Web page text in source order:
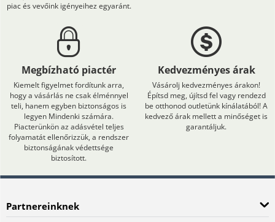
piac és vevőink igényeihez egyaránt.
Megbízható piactér
Kiemelt figyelmet fordítunk arra,
hogy a vásárlás ne csak élménnyel
teli, hanem egyben biztonságos is
legyen Mindenki számára.
Piacterünkön az adásvétel teljes
folyamatát ellenőrizzük, a rendszer
biztonságának védettsége
biztosított.
Kedvezményes árak
Vásárolj kedvezményes árakon!
Építsd meg, újítsd fel vagy rendezd
be otthonod outletünk kínálatából! A
kedvező árak mellett a minőséget is
garantáljuk.
Partnereinknek